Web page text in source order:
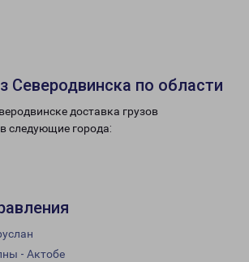
Северодвинска по области
доставка грузов
следующие города:
- Актобе